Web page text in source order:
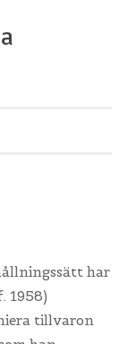
har
1958)
tillvaron